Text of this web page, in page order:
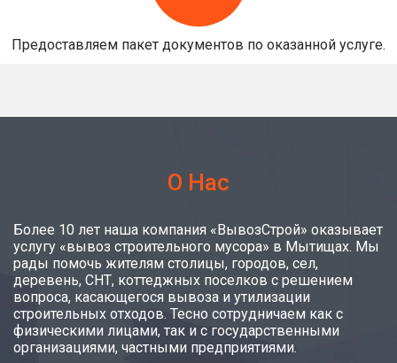
Предоставляем пакет документов по оказанной услуге.
О Нас
Более 10 лет наша компания «ВывозСтрой» оказывает
услугу «вывоз строительного мусора» в Мытищах. Мы
рады помочь жителям столицы, городов, сел,
деревень, СНТ, коттеджных поселков с решением
вопроса, касающегося вывоза и утилизации
строительных отходов. Тесно сотрудничаем как с
физическими лицами, так и с государственными
организациями, частными предприятиями.